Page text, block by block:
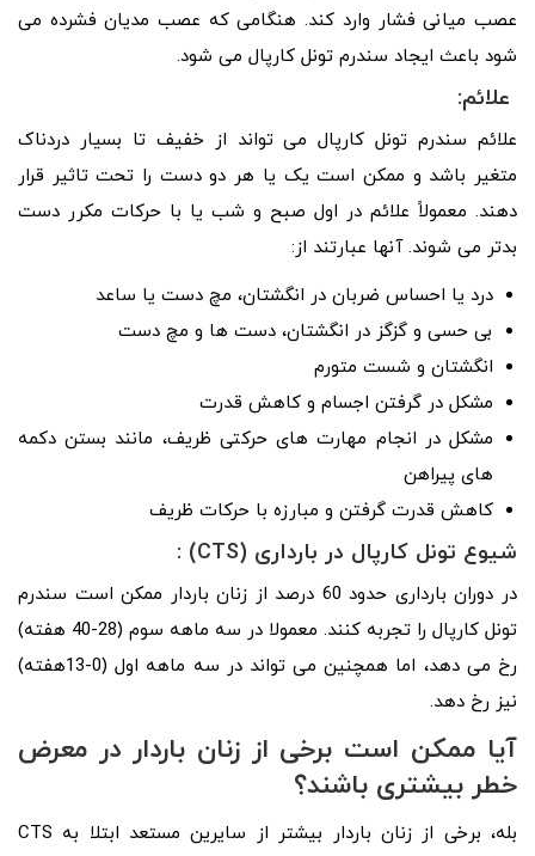
عصب میانی فشار وارد کند. هنگامی که عصب مدیان فشرده می
شود باعث ایجاد سندرم تونل کارپال می شود.
علائم:
علائم سندرم تونل کارپال می تواند از خفیف تا بسیار دردناک
متغیر باشد و ممکن است یک یا هر دو دست را تحت تاثیر قرار
دهند. معمولاً علائم در اول صبح و شب یا با حرکات مکرر دست
بدتر می شوند. آنها عبارتند از:
درد یا احساس ضربان در انگشتان، مچ دست یا ساعد
بی حسی و گزگز در انگشتان، دست ها و مچ دست
انگشتان و شست متورم
مشکل در گرفتن اجسام و کاهش قدرت
مشکل در انجام مهارت های حرکتی ظریف، مانند بستن دکمه
های پیراهن
کاهش قدرت گرفتن و مبارزه با حرکات ظریف
شیوع تونل کارپال در بارداری (CTS
)
:
در دوران بارداری حدود 60 درصد از زنان باردار ممکن است سندرم
تونل کارپال را تجربه کنند. معمولا در سه ماهه سوم (28-40 هفته)
رخ می دهد، اما همچنین می تواند در سه ماهه اول (0-13هفته)
نیز رخ دهد.
آیا ممکن است برخی از زنان باردار در معرض
خطر بیشتری باشند؟
بله، برخی از زنان باردار بیشتر از سایرین مستعد ابتلا به CTS